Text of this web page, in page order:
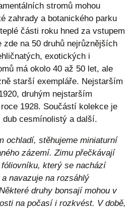
stromů mohou
zahrady a botanického parku
části roku hned za vstupem
zde na 50 druhů nejrůznějších
exotických i
má okolo 40 až 50 let, ale
starší exempláře. Nejstarším
druhým nejstarším
1928. Součástí kolekce je
cesmínolistý a další.
ochladí, stěhujeme miniaturní
zázemí. Zimu přečkávají
který se nachází
navazuje na rozsáhlý
druhy bonsají mohou v
na počasí i rozkvést. V době,